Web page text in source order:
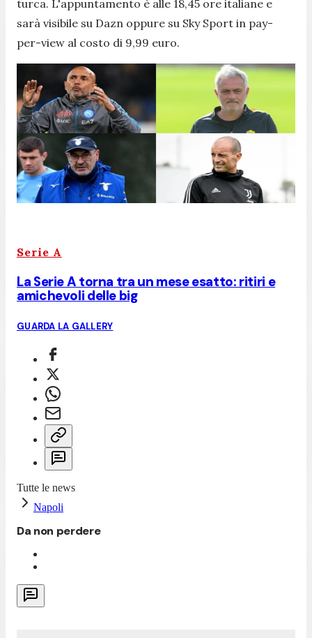
turca. L'appuntamento è alle 18,45 ore italiane e
sarà visibile su Dazn oppure su Sky Sport in pay-
per-view al costo di 9,99 euro.
Serie A
La Serie A torna tra un mese esatto: ritiri e
amichevoli delle big
GUARDA LA GALLERY
Tutte le news
Napoli
Da non perdere